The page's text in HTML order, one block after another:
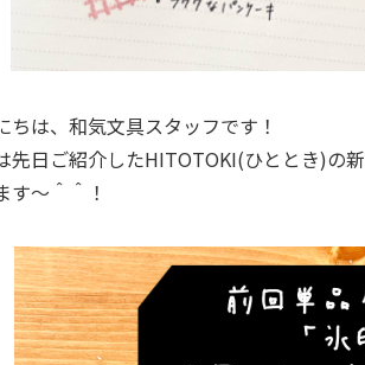
ちは、和気文具スタッフです！
先日ご紹介したHITOTOKI(ひととき)の
す〜＾＾！